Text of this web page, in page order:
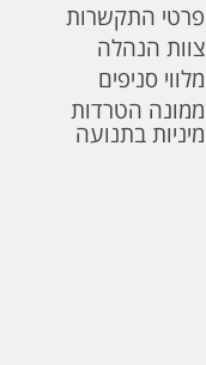
פרטי התקשרות
צוות הנהלה
מלווי סניפים
ממונה הטרדות
מיניות בתנועה